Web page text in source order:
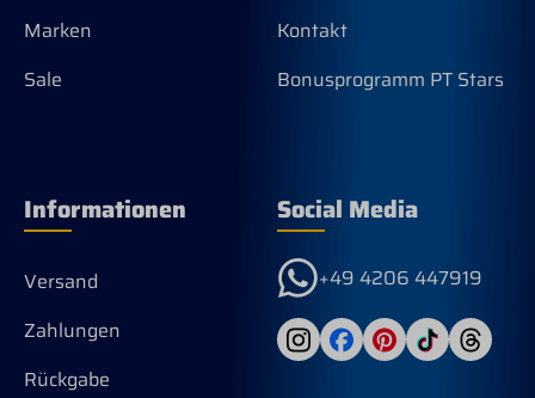
Marken
Sale
Kontakt
Bonusprogramm PT Stars
Informationen
Versand
Zahlungen
Rückgabe
Social Media
+49 4206 447919